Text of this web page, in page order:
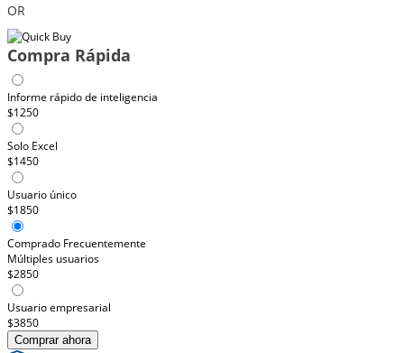
OR
Compra Rápida
Informe rápido de inteligencia
$1250
Solo Excel
$1450
Usuario único
$1850
Comprado Frecuentemente
Múltiples usuarios
$2850
Usuario empresarial
$3850
Comprar ahora